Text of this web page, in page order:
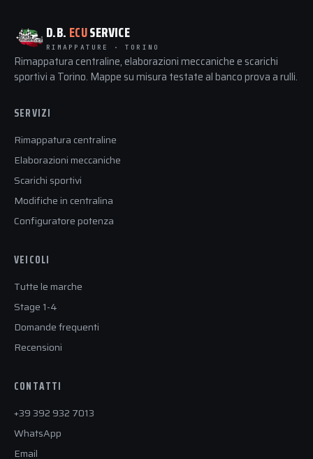
D.B. ECUSERVICE
RIMAPPATURE · TORINO
Rimappatura centraline, elaborazioni meccaniche e scarichi
sportivi a Torino. Mappe su misura testate al banco prova a rulli.
SERVIZI
Rimappatura centraline
Elaborazioni meccaniche
Scarichi sportivi
Modifiche in centralina
Configuratore potenza
VEICOLI
Tutte le marche
Stage 1-4
Domande frequenti
Recensioni
CONTATTI
+39 392 932 7013
WhatsApp
Email